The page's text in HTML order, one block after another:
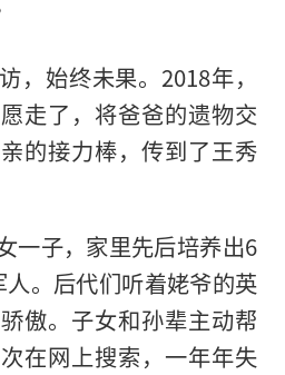
，始终未果。2018年，
走了，将爸爸的遗物交
的接力棒，传到了王秀
一子，家里先后培养出6
。后代们听着姥爷的英
傲。子女和孙辈主动帮
在网上搜索，一年年失